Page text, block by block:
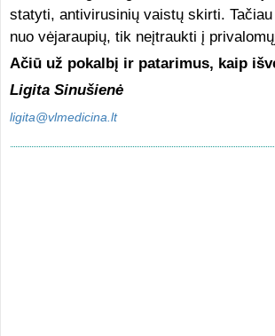
statyti, antivirusinių vaistų skirti.
nuo vėjaraupių, tik neįtraukti į
Ačiū už pokalbį ir patarimus, kaip
Ligita Sinušienė
ligita@vlmedicina.lt